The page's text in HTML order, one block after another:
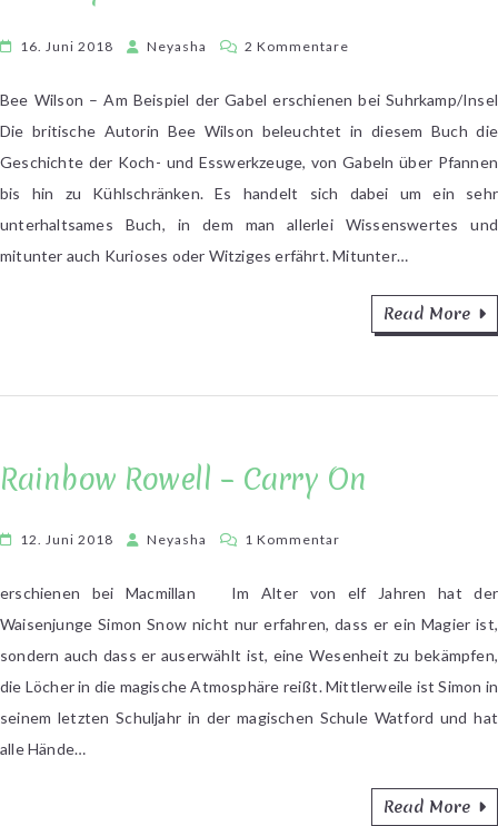
16. Juni 2018 Neyasha 2 Kommentare
Von
Gabeln,
Kim
Novak
Bee Wilson – Am Beispiel der Gabel erschienen bei Suhrkamp/Insel
Die britische Autorin Bee Wilson beleuchtet in diesem Buch die
Geschichte der Koch- und Esswerkzeuge, von Gabeln über Pfannen
bis hin zu Kühlschränken. Es handelt sich dabei um ein sehr
unterhaltsames Buch, in dem man allerlei Wissenswertes und
mitunter auch Kurioses oder Witziges erfährt. Mitunter…
Read More
Rainbow Rowell – Carry On
12. Juni 2018 Neyasha 1 Kommentar
Rowell
erschienen bei Macmillan Im Alter von elf Jahren hat der
Waisenjunge Simon Snow nicht nur erfahren, dass er ein Magier ist,
sondern auch dass er auserwählt ist, eine Wesenheit zu bekämpfen,
die Löcher in die magische Atmosphäre reißt. Mittlerweile ist Simon in
seinem letzten Schuljahr in der magischen Schule Watford und hat
alle Hände…
Read More